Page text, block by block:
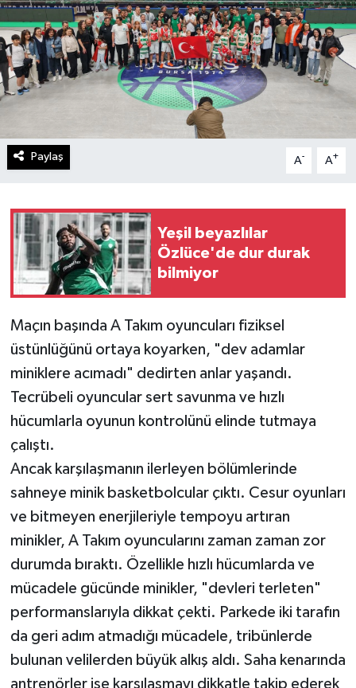
Paylaş A- A+
Yeşil beyazlılar
Özlüce'de dur durak
bilmiyor
Maçın başında A Takım oyuncuları fiziksel
üstünlüğünü ortaya koyarken, "dev adamlar
miniklere acımadı" dedirten anlar yaşandı.
Tecrübeli oyuncular sert savunma ve hızlı
hücumlarla oyunun kontrolünü elinde tutmaya
çalıştı.
Ancak karşılaşmanın ilerleyen bölümlerinde
sahneye minik basketbolcular çıktı. Cesur oyunları
ve bitmeyen enerjileriyle tempoyu artıran
minikler, A Takım oyuncularını zaman zaman zor
durumda bıraktı. Özellikle hızlı hücumlarda ve
mücadele gücünde minikler, "devleri terleten"
performanslarıyla dikkat çekti. Parkede iki tarafın
da geri adım atmadığı mücadele, tribünlerde
bulunan velilerden büyük alkış aldı. Saha kenarında
antrenörler ise karşılaşmayı dikkatle takip ederek